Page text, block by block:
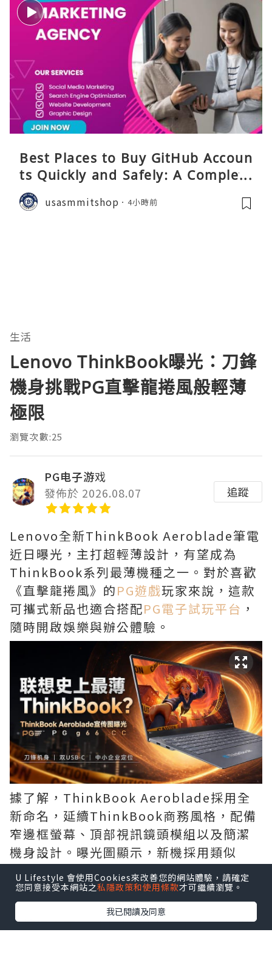
Best Places to Buy GitHub Accoun
ts Quickly and Safely: A Complete
Guide
usasmmitshop 4小時前
生活
Lenovo ThinkBook曝光：刀鋒
機身挑戰PG直擊龍捲風般輕薄
極限
瀏覽次數:25
PG电子游戏
發佈於 2026.08.07
追蹤
Lenovo全新ThinkBook Aeroblade筆電
近日曝光，主打超輕薄設計，有望成為
ThinkBook系列最薄機種之一。對於喜歡
《直擊龍捲風》的PG遊戲玩家來說，這款
可攜式新品也適合搭配PG電子試玩平台 ，
隨時開啟娛樂與辦公體驗。
據了解，ThinkBook Aeroblade採用全
新命名，延續ThinkBook商務風格，配備
窄邊框螢幕、頂部視訊鏡頭模組以及簡潔
機身設計。曝光圖顯示，新機採用類似
「刀鋒」的超薄結構，機身邊緣厚度極
低，整體可攜性進一步提升。
連接埠方面，ThinkBook Aeroblade提
U Lifestyle 會使用Cookies來改善您的網站體驗，請確定
您同意接受本網站之私隱政策和使用條款才可繼續瀏覽。
我已閱讀及同意